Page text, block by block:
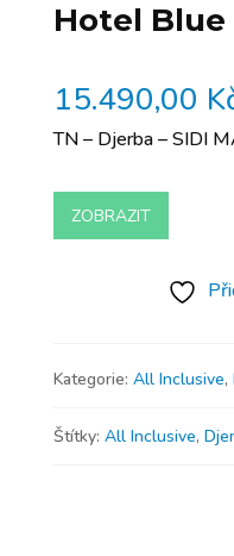
Hotel Blue
15.490,00
TN – Djerba – SIDI
ZOBRAZIT
Kategorie: All Inclusive,
Štítky: All Inclusive,